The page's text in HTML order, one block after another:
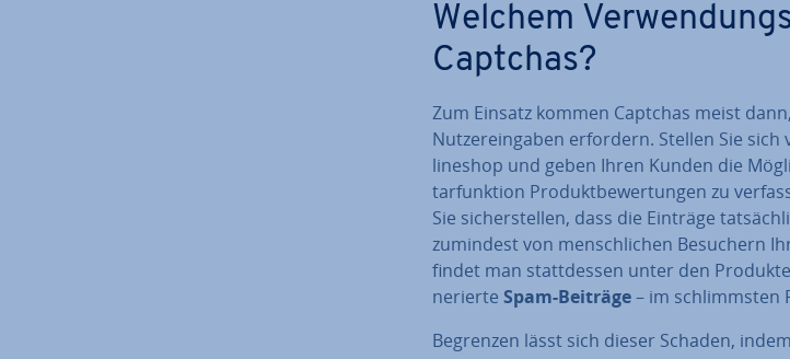
Welchem
Captchas?
Zum Einsatz kommen Captchas meist
Nut­zer­ein­ga­ben erfordern. Stellen Sie
line­shop und geben Ihren Kunden die
tar­funk­ti­on Pro­dukt­be­wer­tun­gen zu
Sie si­cher­stel­len, dass die Einträge
zumindest von mensch­li­chen Besuchern
findet man statt­des­sen unter den
ne­rier­te Spam-Beiträge– im schlimms­ten
Begrenzen lässt sich dieser Schaden,